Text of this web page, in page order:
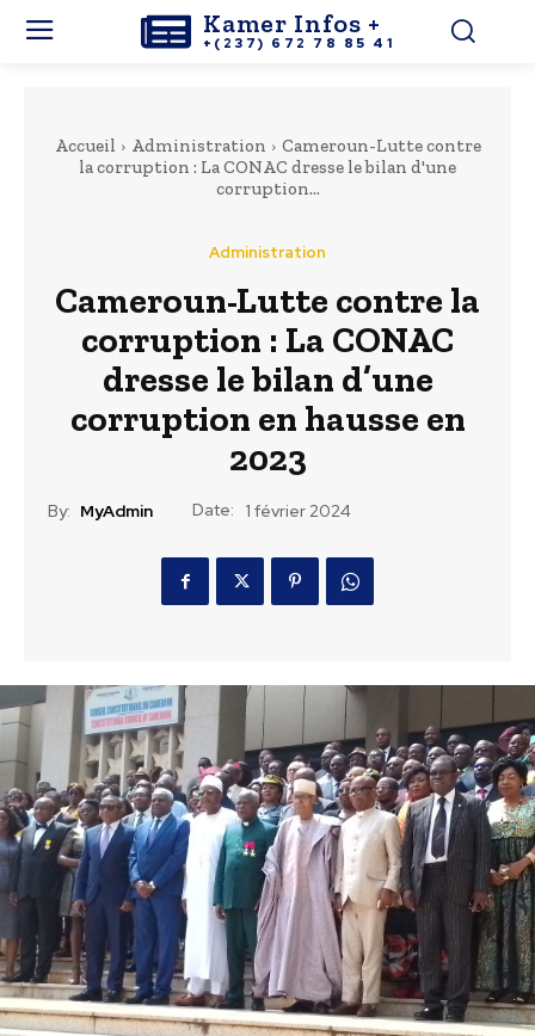
Kamer Infos +
+(237) 672 78 85 41
Accueil Administration
Cameroun-Lutte contre
la corruption : La CONAC dresse le bilan d'une
corruption...
Administration
Cameroun-Lutte contre la
corruption : La CONAC
dresse le bilan d’une
corruption en hausse en
2023
By: MyAdmin Date: 1 février 2024